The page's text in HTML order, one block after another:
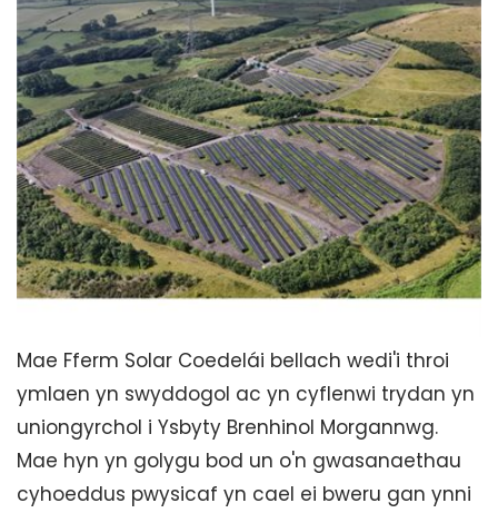
Mae Fferm Solar Coedelái bellach wedi'i throi
ymlaen yn swyddogol ac yn cyflenwi trydan yn
uniongyrchol i Ysbyty Brenhinol Morgannwg.
Mae hyn yn golygu bod un o'n gwasanaethau
cyhoeddus pwysicaf yn cael ei bweru gan ynni